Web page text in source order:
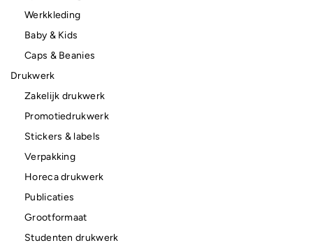
Werkkleding
Baby & Kids
Caps & Beanies
Drukwerk
Zakelijk drukwerk
Promotiedrukwerk
Stickers & labels
Verpakking
Horeca drukwerk
Publicaties
Grootformaat
Studenten drukwerk